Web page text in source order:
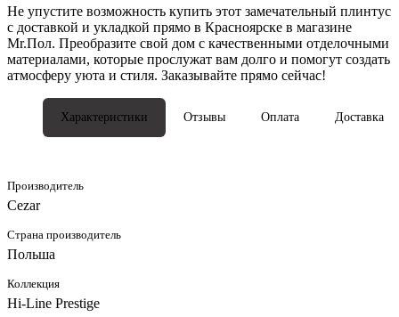
Не упустите возможность купить этот замечательный плинтус
с доставкой и укладкой прямо в Красноярске в магазине
Mr.Пол. Преобразите свой дом с качественными отделочными
материалами, которые прослужат вам долго и помогут создать
атмосферу уюта и стиля. Заказывайте прямо сейчас!
Характеристики Отзывы Оплата Доставка
Производитель
Cezar
Страна производитель
Польша
Коллекция
Hi-Line Prestige